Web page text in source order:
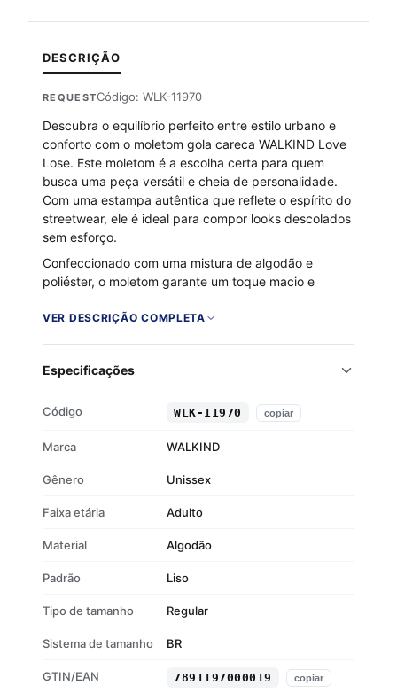
DESCRIÇÃO
REQUESTCódigo: WLK-11970
Descubra o equilíbrio perfeito entre estilo urbano e
conforto com o moletom gola careca WALKIND Love
Lose. Este moletom é a escolha certa para quem
busca uma peça versátil e cheia de personalidade.
Com uma estampa autêntica que reflete o espírito do
streetwear, ele é ideal para compor looks descolados
sem esforço.
Confeccionado com uma mistura de algodão e
poliéster, o moletom garante um toque macio e
gola careca, junto aos punhos e barra em ribana,
Interior flanelado para maior conforto
Punhos e barra em ribana
VER DESCRIÇÃO COMPLETA
Especificações
Código WLK-11970 copiar
Marca WALKIND
Gênero Unissex
Faixa etária Adulto
Material Algodão
Padrão Liso
Tipo de tamanho Regular
Sistema de tamanho BR
GTIN/EAN 7891197000019 copiar